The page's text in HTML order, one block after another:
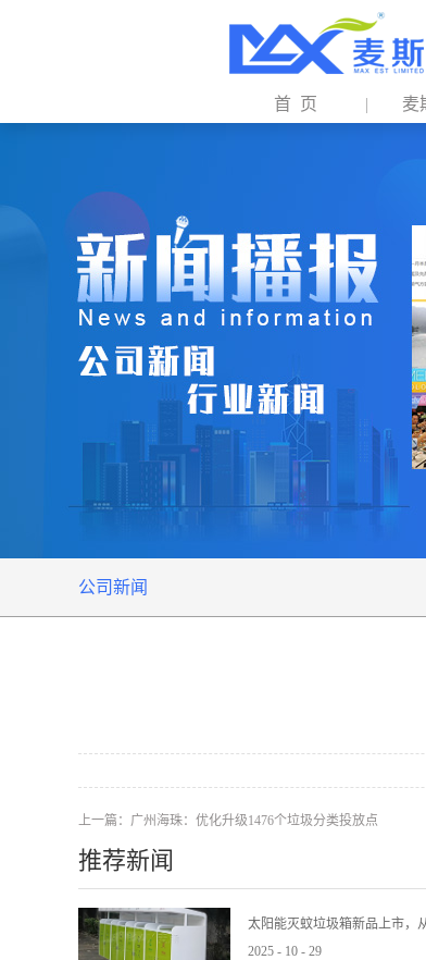
首 页 麦
公司新闻
上一篇： 广州海珠：优化升级1476个垃圾分类投放点
推荐新闻
太阳能灭蚊垃圾箱新品上市，
2025 - 10 - 29